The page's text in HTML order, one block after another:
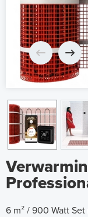
6 m² / 900 Watt